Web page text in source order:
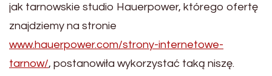
jak tarnowskie studio Hauerpower, którego ofertę
znajdziemy na stronie
www.hauerpower.com/strony-internetowe-
tarnow/, postanowiła wykorzystać taką niszę.